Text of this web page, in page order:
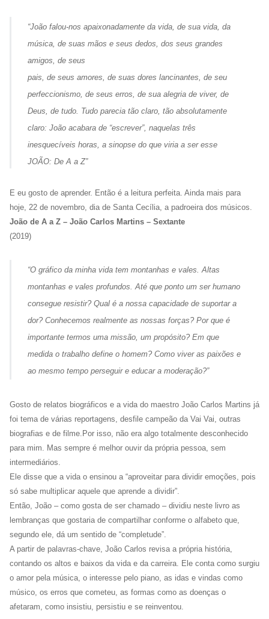
“João falou-nos apaixonadamente da vida, de sua vida, da
música, de suas mãos e seus dedos, dos seus grandes
amigos, de seus
pais, de seus amores, de suas dores lancinantes, de seu
perfeccionismo, de seus erros, de sua alegria de viver, de
Deus, de tudo. Tudo parecia tão claro, tão absolutamente
claro: João acabara de “escrever”, naquelas três
inesquecíveis horas, a sinopse do que viria a ser esse
JOÃO: De A a Z”
E eu gosto de aprender. Então é a leitura perfeita. Ainda mais para
hoje, 22 de novembro, dia de Santa Cecília, a padroeira dos músicos.
João de A a Z – João Carlos Martins – Sextante
(2019)
“O gráfico da minha vida tem montanhas e vales. Altas
montanhas e vales profundos. Até que ponto um ser humano
consegue resistir? Qual é a nossa capacidade de suportar a
dor? Conhecemos realmente as nossas forças? Por que é
importante termos uma missão, um propósito? Em que
medida o trabalho define o homem? Como viver as paixões e
ao mesmo tempo perseguir e educar a moderação?”
Gosto de relatos biográficos e a vida do maestro João Carlos Martins já
foi tema de várias reportagens, desfile campeão da Vai Vai, outras
biografias e de filme.Por isso, não era algo totalmente desconhecido
para mim. Mas sempre é melhor ouvir da própria pessoa, sem
intermediários.
Ele disse que a vida o ensinou a “aproveitar para dividir emoções, pois
só sabe multiplicar aquele que aprende a dividir”.
Então, João – como gosta de ser chamado – dividiu neste livro as
lembranças que gostaria de compartilhar conforme o alfabeto que,
segundo ele, dá um sentido de “completude”.
A partir de palavras-chave, João Carlos revisa a própria história,
contando os altos e baixos da vida e da carreira. Ele conta como surgiu
o amor pela música, o interesse pelo piano, as idas e vindas como
músico, os erros que cometeu, as formas como as doenças o
afetaram, como insistiu, persistiu e se reinventou.